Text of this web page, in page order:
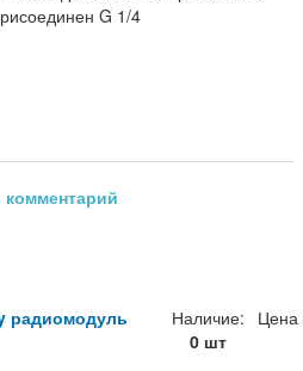
G 1/4
радиомодуль
Наличие:
0 шт
Цена